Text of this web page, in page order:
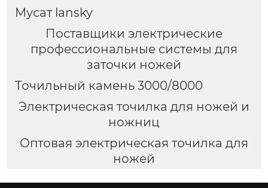
Мусат lansky
Поставщики электрические
профессиональные системы для
заточки ножей
Точильный камень 3000/8000
Электрическая точилка для ножей и
ножниц
Оптовая электрическая точилка для
ножей